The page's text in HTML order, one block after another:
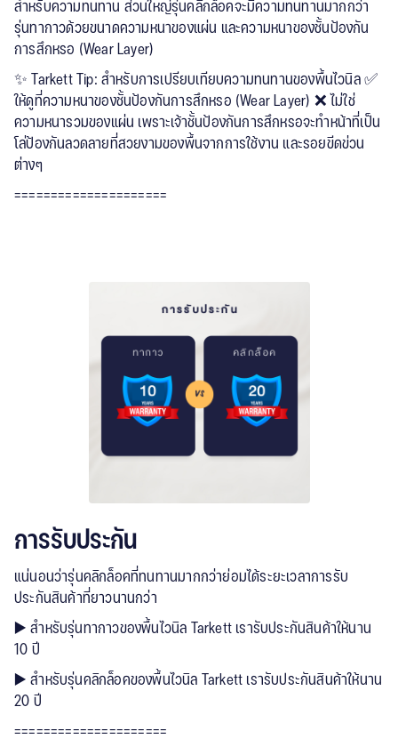
สำหรับความทนทาน ส่วนใหญ่รุ่นคลิกล็อคจะมีความทนทานมากกว่า
รุ่นทากาวด้วยขนาดความหนาของแผ่น และความหนาของชั้นป้องกัน
การสึกหรอ (Wear Layer)
✨ Tarkett Tip: สำหรับการเปรียบเทียบความทนทานของพื้นไวนิล ✅
ให้ดูที่ความหนาของชั้นป้องกันการสึกหรอ (Wear Layer) ❌ ไม่ใช่
ความหนารวมของแผ่น เพราะเจ้าชั้นป้องกันการสึกหรอจะทำหน้าที่เป็น
โล่ป้องกันลวดลายที่สวยงามของพื้นจากการใช้งาน และรอยขีดข่วน
ต่างๆ
=====================
การรับประกัน
แน่นอนว่ารุ่นคลิกล็อคที่ทนทานมากกว่าย่อมได้ระยะเวลาการรับ
ประกันสินค้าที่ยาวนานกว่า
▶️ สำหรับรุ่นทากาวของพื้นไวนิล Tarkett เรารับประกันสินค้าให้นาน
10 ปี
▶️ สำหรับรุ่นคลิกล็อคของพื้นไวนิล Tarkett เรารับประกันสินค้าให้นาน
20 ปี
=====================